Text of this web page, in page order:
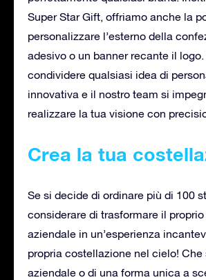
Super Star Gift, offriamo anche la
personalizzare l’esterno della
adesivo o un banner recante il
condividere qualsiasi idea di
innovativa e il nostro team si
realizzare la tua visione con
Crea la tua
Se si decide di ordinare più di 100
considerare di trasformare il
aziendale in un’esperienza
propria costellazione nel cielo!
aziendale o di una forma unica a